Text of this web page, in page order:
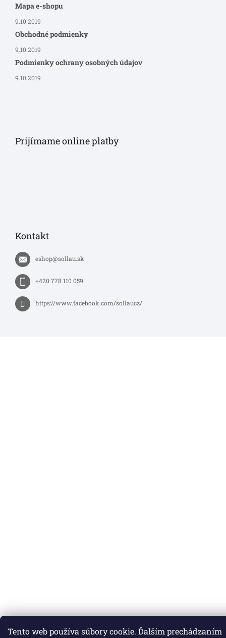
Tento web používa súbory cookie. Ďalším prechádzaním
Mapa e-shopu
9.10.2019
Obchodné podmienky
9.10.2019
Podmienky ochrany osobných údajov
9.10.2019
Prijímame online platby
Kontakt
eshop@sollau.sk
+420 778 110 059
https://www.facebook.com/sollaucz/